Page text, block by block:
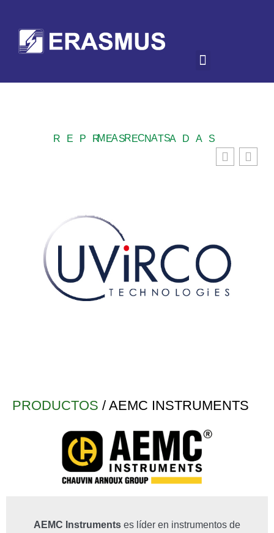
MARCAS REPRESENTADAS
PRODUCTOS / AEMC INSTRUMENTS
AEMC Instruments es líder en instrumentos de